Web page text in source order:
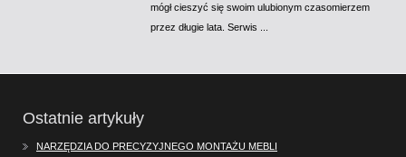
mógł cieszyć się swoim ulubionym czasomierzem
przez długie lata. Serwis ...
Ostatnie artykuły
NARZĘDZIA DO PRECYZYJNEGO MONTAŻU MEBLI